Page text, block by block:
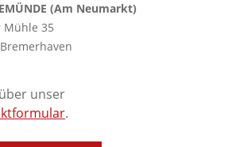
(Am Neumarkt)
Mühle 35
unser
.